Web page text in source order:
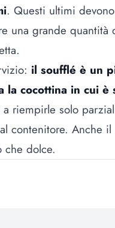
. Questi ultimi
una grande
il soufflé è un
cocottina in cui è
riempirle solo
contenitore. Anche
che dolce.